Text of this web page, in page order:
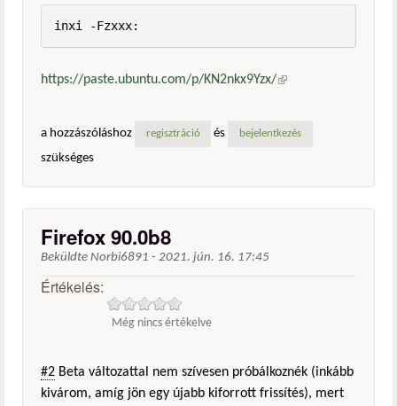
inxi -Fzxxx:
https://paste.ubuntu.com/p/KN2nkx9Yzx/(külső
a hozzászóláshoz regisztráció és bejelentkezés
szükséges
Firefox 90.0b8
Beküldte Norbi6891 - 2021. jún. 16. 17:45
Értékelés:
Még nincs értékelve
#2 Beta változattal nem szívesen próbálkoznék (inkább
kivárom, amíg jön egy újabb kiforrott frissítés), mert